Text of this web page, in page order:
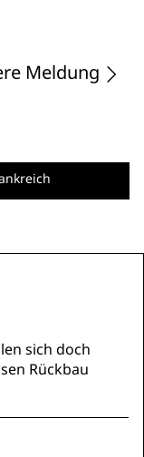
Meldung
sich doch
Rückbau